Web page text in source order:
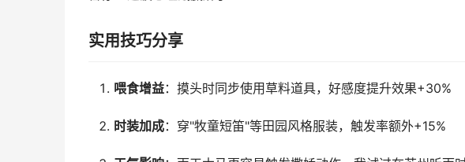
实用技巧分享
喂食增益：摸头时同步使用草料道具，好感度提升效果+30%
时装加成：穿"牧童短笛"等田园风格服装，触发率额外+15%